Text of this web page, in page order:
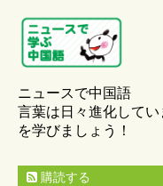
ニュースで中国語
言葉は日々進化して
を学びましょう！
購読する